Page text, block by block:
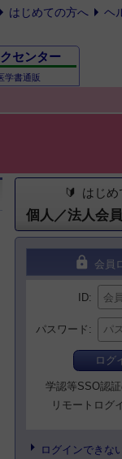
はじめての方へ ヘ
センター
学書通販
はじ
個人／法人会
lock 会員
ID
パスワード
ログ
学認等SSO認
リモートログ
ログインできな